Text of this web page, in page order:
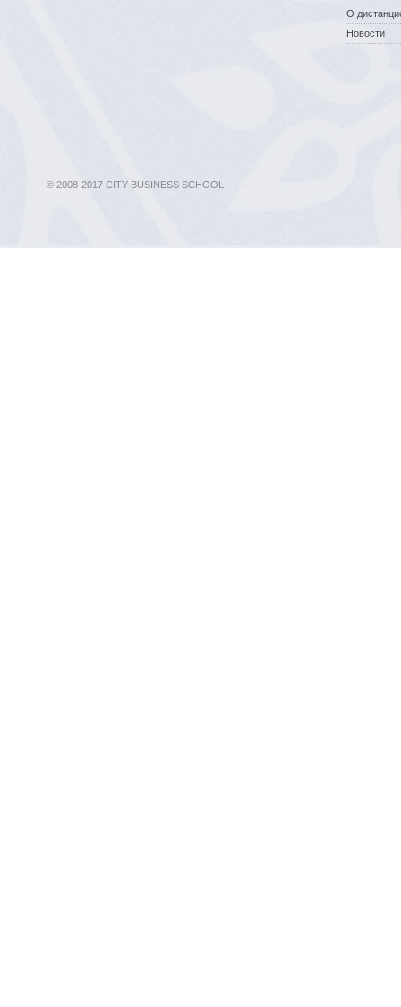
О
Новости
© 2008-2017 CITY BUSINESS SCHOOL